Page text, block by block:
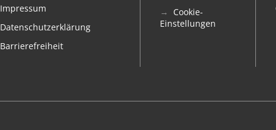
Impressum
Datenschutzerklärung
Barrierefreiheit
Cookie-
Einstellungen